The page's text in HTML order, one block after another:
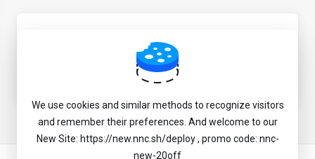
JP game & media unlock service
We use cookies and similar methods to recognize visitors
and remember their preferences. And welcome to our
New Site: https://new.nnc.sh/deploy , promo code: nnc-
new-20off